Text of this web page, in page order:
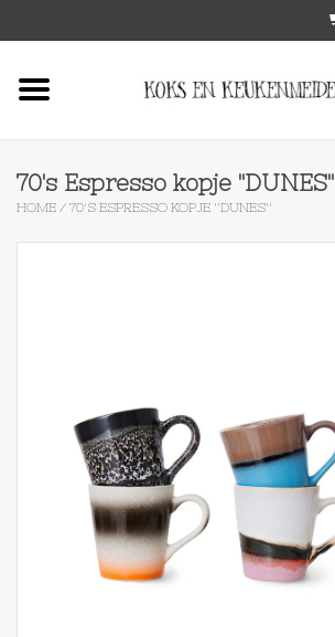
70's Espresso kopje ''DUNES''
HOME / 70'S ESPRESSO KOPJE ''DUNES''